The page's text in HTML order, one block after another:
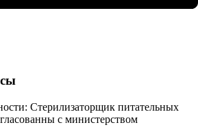
Стерилизаторщик питательных
с министерством